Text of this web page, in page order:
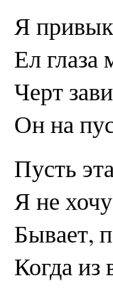
Я
Ел глаза
Черт
Он на
Пусть
Я не
Бывает,
Когда из